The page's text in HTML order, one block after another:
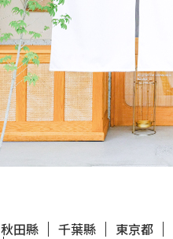
秋田縣 千葉縣 東京都